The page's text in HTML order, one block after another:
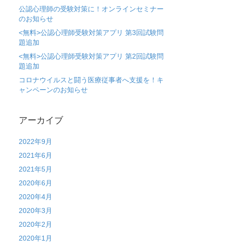
公認心理師の受験対策に！オンラインセミナー
のお知らせ
<無料>公認心理師受験対策アプリ 第3回試験問
題追加
<無料>公認心理師受験対策アプリ 第2回試験問
題追加
コロナウイルスと闘う医療従事者へ支援を！キ
ャンペーンのお知らせ
アーカイブ
2022年9月
2021年6月
2021年5月
2020年6月
2020年4月
2020年3月
2020年2月
2020年1月